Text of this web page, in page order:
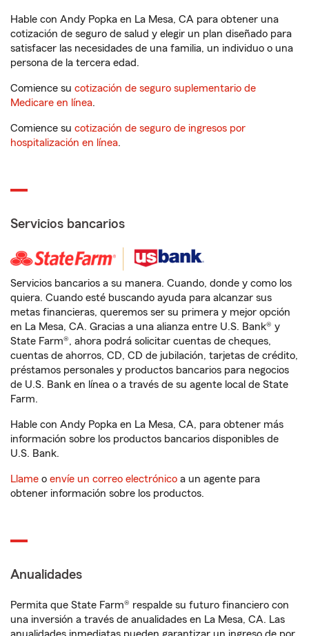
Hable con Andy Popka en La Mesa, CA para obtener una
cotización de seguro de salud y elegir un plan diseñado para
satisfacer las necesidades de una familia, un individuo o una
persona de la tercera edad.
Comience su cotización de seguro suplementario de
Medicare en línea.
Comience su cotización de seguro de ingresos por
hospitalización en línea.
Servicios bancarios
Servicios bancarios a su manera. Cuando, donde y como los
quiera. Cuando esté buscando ayuda para alcanzar sus
metas financieras, queremos ser su primera y mejor opción
en La Mesa, CA. Gracias a una alianza entre U.S. Bank® y
State Farm®, ahora podrá solicitar cuentas de cheques,
cuentas de ahorros, CD, CD de jubilación, tarjetas de crédito,
préstamos personales y productos bancarios para negocios
de U.S. Bank en línea o a través de su agente local de State
Farm.
Hable con Andy Popka en La Mesa, CA, para obtener más
información sobre los productos bancarios disponibles de
U.S. Bank.
Llame o envíe un correo electrónico a un agente para
obtener información sobre los productos.
Anualidades
Permita que State Farm® respalde su futuro financiero con
una inversión a través de anualidades en La Mesa, CA. Las